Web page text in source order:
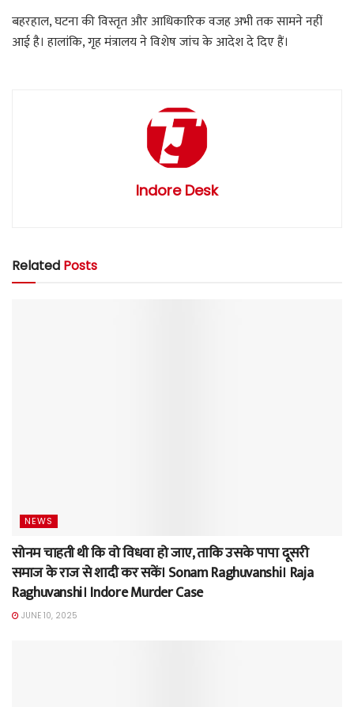
बहरहाल, घटना की विस्तृत और आधिकारिक वजह अभी तक सामने नहीं
आई है। हालांकि, गृह मंत्रालय ने विशेष जांच के आदेश दे दिए हैं।
Indore Desk
Related Posts
NEWS
सोनम चाहती थी कि वो विधवा हो जाए, ताकि उसके पापा दूसरी
समाज के राज से शादी कर सकें। Sonam Raghuvanshi। Raja
Raghuvanshi। Indore Murder Case
JUNE 10, 2025